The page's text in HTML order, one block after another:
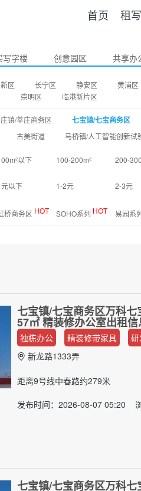
首页 租
写字楼 创意园区 共享办
区 长宁区 静安区 黄浦区
崇明区 临港新片区
镇/莘庄商务区 七宝镇/七宝商务区
古美街道 马桥镇/人工智能创新试
以下 100-200m² 200-
元以下 1-2元 2-3元
桥商务区 HOT SOHO系列 HOT 易园系
七宝镇/七宝商务区万科七
57㎡ 精装修办公室出租信
独栋办公
精装修带家具
新龙路1333弄
距离9号线中春路约279米
发布时间：2026-08-07 05:20
七宝镇/七宝商务区万科七